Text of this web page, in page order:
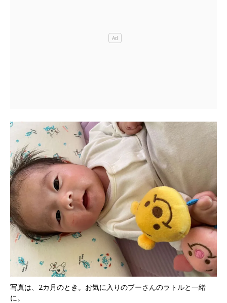
写真は、2カ月のとき。お気に入りのプーさんのラトルと一緒
に。